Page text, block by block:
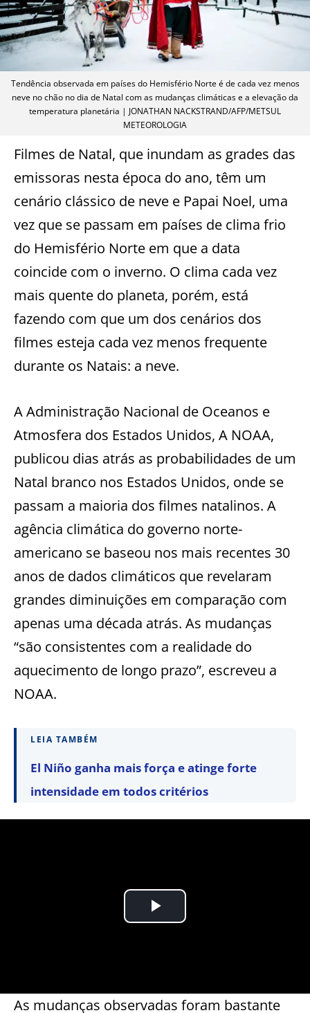
Tendência observada em países do Hemisfério Norte é de cada vez menos
neve no chão no dia de Natal com as mudanças climáticas e a elevação da
temperatura planetária | JONATHAN NACKSTRAND/AFP/METSUL
METEOROLOGIA
Filmes de Natal, que inundam as grades das
emissoras nesta época do ano, têm um
cenário clássico de neve e Papai Noel, uma
vez que se passam em países de clima frio
do Hemisfério Norte em que a data
coincide com o inverno. O clima cada vez
mais quente do planeta, porém, está
fazendo com que um dos cenários dos
filmes esteja cada vez menos frequente
durante os Natais: a neve.
A Administração Nacional de Oceanos e
Atmosfera dos Estados Unidos, A NOAA,
publicou dias atrás as probabilidades de um
Natal branco nos Estados Unidos, onde se
passam a maioria dos filmes natalinos. A
agência climática do governo norte-
americano se baseou nos mais recentes 30
anos de dados climáticos que revelaram
grandes diminuições em comparação com
apenas uma década atrás. As mudanças
“são consistentes com a realidade do
aquecimento de longo prazo”, escreveu a
NOAA.
LEIA TAMBÉM
El Niño ganha mais força e atinge forte
intensidade em todos critérios
As mudanças observadas foram bastante